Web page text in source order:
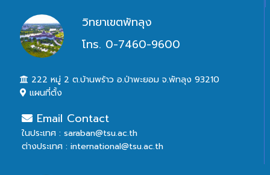
วิทยาเขตพัทลุง
โทร. 0-7460-9600
222 หมู่ 2 ต.บ้านพร้าว อ.ป่าพะยอม จ.พัทลุง 93210
แผนที่ตั้ง
Email Contact
ในประเทศ : saraban@tsu.ac.th
ต่างประเทศ : international@tsu.ac.th